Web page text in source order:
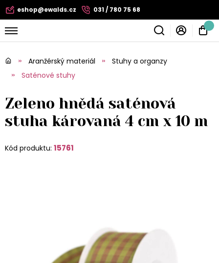
eshop@ewalds.cz 031 / 780 75 68
Aranžérský materiál
Stuhy a organzy
Saténové stuhy
Zeleno hnědá saténová
stuha károvaná 4 cm x 10 m
Kód produktu: 15761